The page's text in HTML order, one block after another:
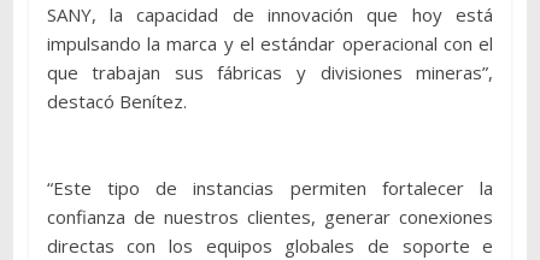
SANY, la capacidad de innovación que hoy está
impulsando la marca y el estándar operacional con el
que trabajan sus fábricas y divisiones mineras”,
destacó Benítez.
“Este tipo de instancias permiten fortalecer la
confianza de nuestros clientes, generar conexiones
directas con los equipos globales de soporte e